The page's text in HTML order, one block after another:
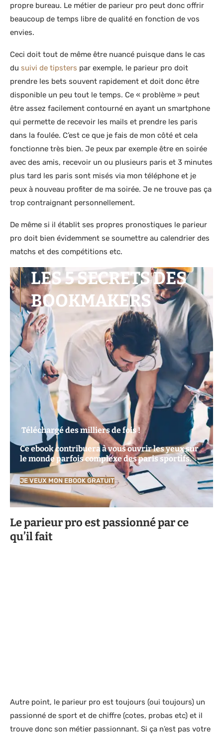
propre bureau. Le métier de parieur pro peut donc offrir
beaucoup de temps libre de qualité en fonction de vos
envies.
Ceci doit tout de même être nuancé puisque dans le cas
du suivi de tipsters par exemple, le parieur pro doit
prendre les bets souvent rapidement et doit donc être
disponible un peu tout le temps. Ce « problème » peut
être assez facilement contourné en ayant un smartphone
qui permette de recevoir les mails et prendre les paris
dans la foulée. C’est ce que je fais de mon côté et cela
fonctionne très bien. Je peux par exemple être en soirée
avec des amis, recevoir un ou plusieurs paris et 3 minutes
plus tard les paris sont misés via mon téléphone et je
peux à nouveau profiter de ma soirée. Je ne trouve pas ça
trop contraignant personnellement.
De même si il établit ses propres pronostiques le parieur
pro doit bien évidemment se soumettre au calendrier des
matchs et des compétitions etc.
LES 5 SECRETS DES
BOOKMAKERS
Téléchargé des milliers de fois !
Ce ebook contribuera à vous ouvrir les yeux sur
le monde parfois complexe des paris sportifs.
JE VEUX MON EBOOK GRATUIT
Le parieur pro est passionné par ce
qu’il fait
Autre point, le parieur pro est toujours (oui toujours) un
passionné de sport et de chiffre (cotes, probas etc) et il
trouve donc son métier passionnant. Si ça n’est pas votre